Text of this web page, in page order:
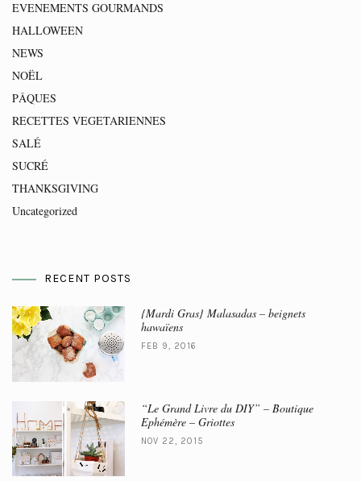
EVENEMENTS GOURMANDS
HALLOWEEN
NEWS
NOËL
PÂQUES
RECETTES VEGETARIENNES
SALÉ
SUCRÉ
THANKSGIVING
Uncategorized
RECENT POSTS
{Mardi Gras} Malasadas – beignets
hawaïens
FEB 9, 2016
“Le Grand Livre du DIY” – Boutique
Ephémère – Griottes
NOV 22, 2015